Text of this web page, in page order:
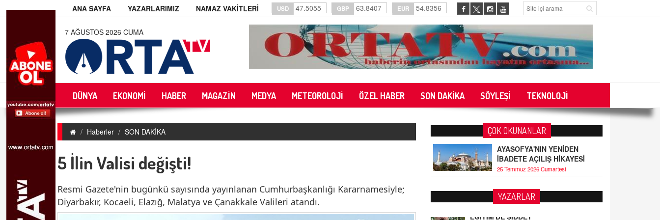
ANA SAYFA YAZARLARIMIZ NAMAZ VAKİTLERİ USD 47.5055 GBP 63.8407 EUR 54.8356
7 AĞUSTOS 2026 CUMA
DÜNYA EKONOMİ HABER MAGAZİN MEDYA METEOROLOJİ ÖZEL HABER SON DAKİKA SÖYLEŞİ TEKNOLOJİ
Haberler SON DAKİKA
5 İlin Valisi değişti!
Resmi Gazete'nin bugünkü sayısında yayınlanan Cumhurbaşkanlığı Kararnamesiyle;
Diyarbakır, Kocaeli, Elazığ, Malatya ve Çanakkale Valileri atandı.
ÇOK OKUNANLAR
AYASOFYA'NIN YENİDEN
İBADETE AÇILIŞ HİKAYESİ
25 Temmuz 2026 Cumartesi
YAZARLAR